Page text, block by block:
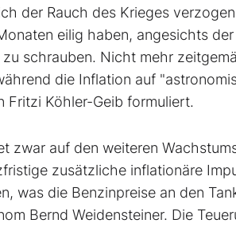
der Rauch des Krieges
eilig haben, angesichts
schrauben. Nicht mehr
die Inflation auf
Fritzi Köhler-Geib formuliert.
zwar auf den weiteren
zusätzliche inflationäre
was die Benzinpreise an den
Bernd Weidensteiner. Die